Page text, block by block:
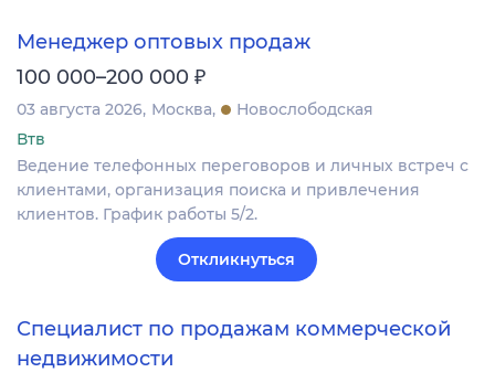
Менеджер оптовых продаж
100 000–200 000 ₽
03 августа 2026 Москва
Новослободская
Втв
Ведение телефонных переговоров и личных встреч с
клиентами, организация поиска и привлечения
клиентов. График работы 5/2.
Откликнуться
Специалист по продажам коммерческой
недвижимости